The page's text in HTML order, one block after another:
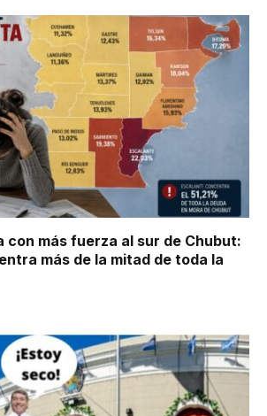
con más fuerza al sur de Chubut:
más de la mitad de toda la